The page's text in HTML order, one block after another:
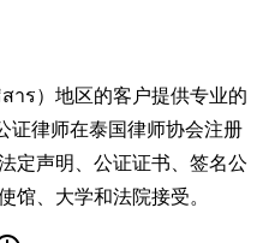
าร）地区的客户提供专业的
证律师在泰国律师协会注册
定声明、公证证书、签名公
馆、大学和法院接受。